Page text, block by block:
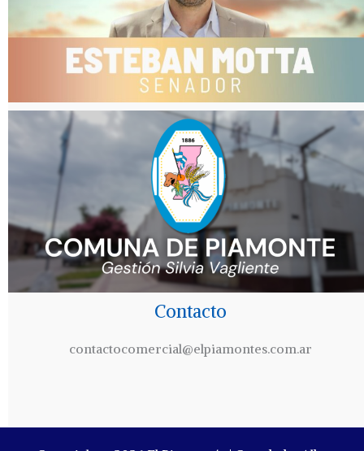
Contacto
contactocomercial@elpiamontes.com.ar